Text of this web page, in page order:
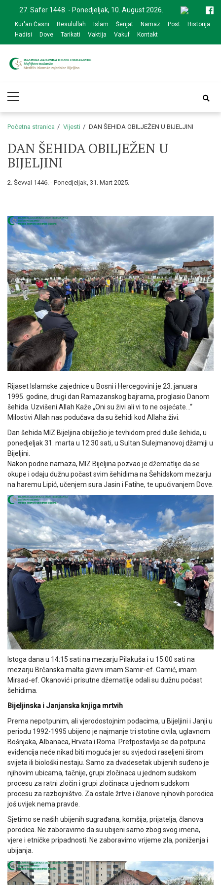
navigation
content
27. Safer 1448. - Ponedjeljak, 10. August 2026.
Kur'an Časni Resulullah Islam Šerijat Namaz Post
Historija
Hadisi
Dove Tarikati Vaktija Vakuf Kontakt
zajednice Bijeljina
Menu
Početna stranica Vijesti DAN ŠEHIDA OBILJEŽEN U BIJELJINI
DAN ŠEHIDA OBILJEŽEN U
BIJELJINI
2. Ševval 1446. - Ponedjeljak, 31. Mart 2025.
Rijaset Islamske zajednice u Bosni i Hercegovini je 23. januara
1995. godine, drugi dan Ramazanskog bajrama, proglasio Danom
šehida. Uzvišeni Allah Kaže „Oni su živi ali vi to ne osjećate…“
Milostivi Allah nas podučava da su šehidi kod Allaha živi.
Dan šehida MIZ Bijeljina obilježio je tevhidom pred duše šehida, u
ponedjeljak 31. marta u 12:30 sati, u Sultan Sulejmanovoj džamiji u
Bijeljini.
Nakon podne namaza, MIZ Bijeljina pozvao je džematlije da se
okupe i odaju dužnu počast svim šehidima na Šehidskom mezarju
na haremu Lipić, učenjem sura Jasin i Fatihe, te upućivanjem Dove.
Istoga dana u 14:15 sati na mezarju Pilakuša i u 15:00 sati na
mezarju Brčanska malta glavni imam Samir-ef. Camić, imam
Mirsad-ef. Okanović i prisutne džematlije odali su dužnu počast
šehidima.
Bijeljinska i Janjanska knjiga mrtvih
Prema nepotpunim, ali vjerodostojnim podacima, u Bijeljini i Janji u
periodu 1992-1995 ubijeno je najmanje tri stotine civila, uglavnom
Bošnjaka, Albanaca, Hrvata i Roma. Pretpostavlja se da potpuna
evidencija neće nikad biti moguća jer su svjedoci raseljeni širom
svijeta ili biološki nestaju. Samo za dvadesetak ubijenih suđeno je
njihovim ubicama, tačnije, grupi zločinaca u jednom sudskom
procesu za ratni zločin i grupi zločinaca u jednom sudskom
procesu za razbojništvo. Za ostale žrtve i članove njihovih porodica
još uvijek nema pravde.
Sjetimo se naših ubijenih sugrađana, komšija, prijatelja, članova
porodica. Ne zaboravimo da su ubijeni samo zbog svog imena,
vjere i etničke pripadnosti. Ne zaboravimo vrijeme zla, poniženja i
ubijanja.